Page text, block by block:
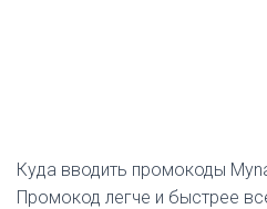
Куда вводить промокоды
Промокод легче и быстрее